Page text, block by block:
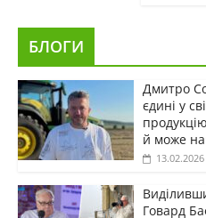
БЛОГИ
Дмитро
єдині у
й може
13.02.2026
Говард